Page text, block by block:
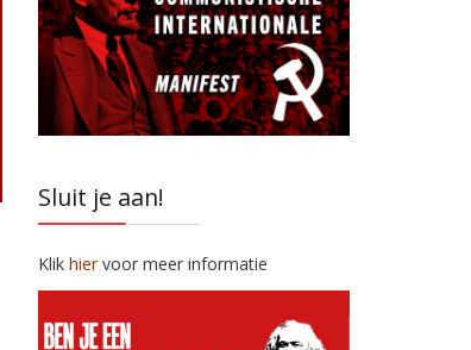
Sluit je aan!
Klik hiervoor meer informatie